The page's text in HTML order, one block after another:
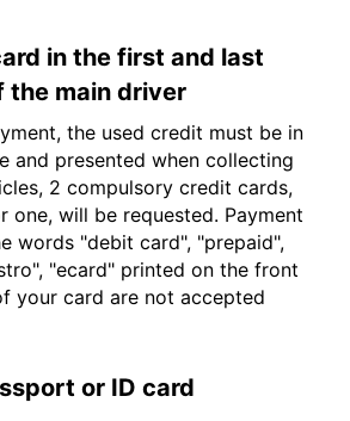
in the first and last
the main driver
the used credit must be in
and presented when collecting
2 compulsory credit cards,
one, will be requested. Payment
words "debit card", "prepaid",
"ecard" printed on the front
your card are not accepted
or ID card